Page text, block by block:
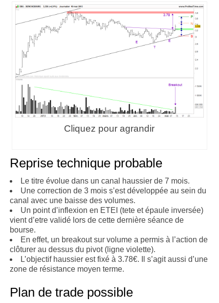
Cliquez pour agrandir
Reprise technique probable
Le titre évolue dans un canal haussier de 7 mois.
Une correction de 3 mois s’est développée au sein du
canal avec une baisse des volumes.
Un point d’inflexion en ETEI (tete et épaule inversée)
vient d’etre validé lors de cette dernière séance de
bourse.
En effet, un breakout sur volume a permis à l’action de
clôturer au dessus du pivot (ligne violette).
L’objectif haussier est fixé à 3.78€. Il s’agit aussi d’une
zone de résistance moyen terme.
Plan de trade possible